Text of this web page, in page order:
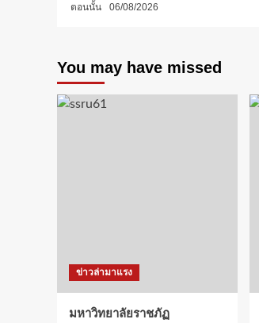
ตอนนั้น 06/08/2026
You may have missed
ข่าวล่ามาแรง
มหาวิทยาลัยราชภัฏ